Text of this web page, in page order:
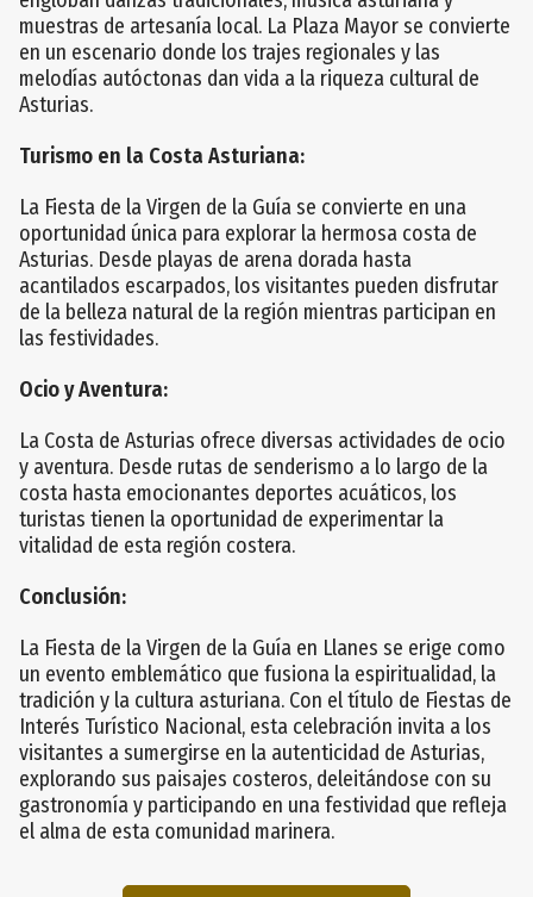
muestras de artesanía local. La Plaza Mayor se convierte
en un escenario donde los trajes regionales y las
melodías autóctonas dan vida a la riqueza cultural de
Asturias.
Turismo en la Costa Asturiana:
La Fiesta de la Virgen de la Guía se convierte en una
oportunidad única para explorar la hermosa costa de
Asturias. Desde playas de arena dorada hasta
acantilados escarpados, los visitantes pueden disfrutar
de la belleza natural de la región mientras participan en
las festividades.
Ocio y Aventura:
La Costa de Asturias ofrece diversas actividades de ocio
y aventura. Desde rutas de senderismo a lo largo de la
costa hasta emocionantes deportes acuáticos, los
turistas tienen la oportunidad de experimentar la
vitalidad de esta región costera.
Conclusión:
La Fiesta de la Virgen de la Guía en Llanes se erige como
un evento emblemático que fusiona la espiritualidad, la
tradición y la cultura asturiana. Con el título de Fiestas de
Interés Turístico Nacional, esta celebración invita a los
visitantes a sumergirse en la autenticidad de Asturias,
explorando sus paisajes costeros, deleitándose con su
gastronomía y participando en una festividad que refleja
el alma de esta comunidad marinera.